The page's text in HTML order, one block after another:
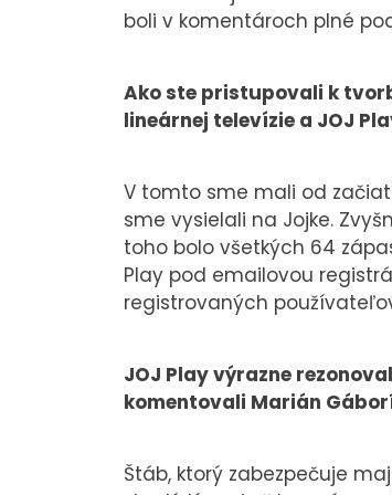
boli v komentároch plné
Ako ste pristupovali k
lineárnej televízie a JOJ
V tomto sme mali od
sme vysielali na Jojke.
toho bolo všetkých 64
Play pod emailovou
registrovaných
JOJ Play výrazne
komentovali Marián
Štáb, ktorý zabezpečuje